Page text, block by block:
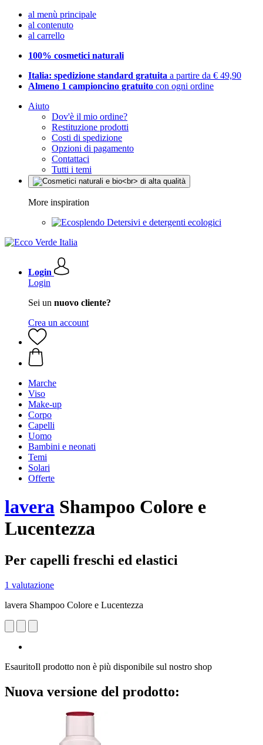
al menù principale
al contenuto
al carrello
100% cosmetici naturali
Italia: spedizione standard gratuita a partire da € 49,90
Almeno 1 campioncino gratuito con ogni ordine
Aiuto
Dov'è il mio ordine?
Restituzione prodotti
Costi di spedizione
Opzioni di pagamento
Contattaci
Tutti i temi
More inspiration
Detersivi e detergenti ecologici
Login
Login
Sei un nuovo cliente?
Crea un account
Marche
Viso
Make-up
Corpo
Capelli
Uomo
Bambini e neonati
Temi
Solari
Offerte
lavera Shampoo Colore e
Lucentezza
Per capelli freschi ed elastici
1 valutazione
lavera Shampoo Colore e Lucentezza
EsauritoIl prodotto non è più disponibile sul nostro shop
Nuova versione del prodotto: